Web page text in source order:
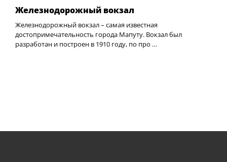
Железнодорожный вокзал
Железнодорожный вокзал – самая известная
достопримечательность города Мапуту. Вокзал был
разработан и построен в 1910 году, по про …